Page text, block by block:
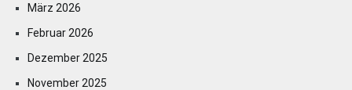
März 2026
Februar 2026
Dezember 2025
November 2025